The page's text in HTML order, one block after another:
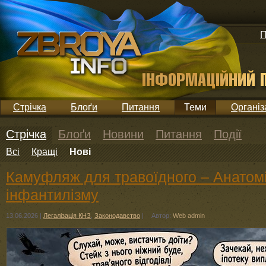
Стрічка Блоґи Питання Теми
Стрічка Блоґи Новини Питання Події
Всі Кращі Нові
Камуфляж для травоїдного –
інфантилізму
13.06.2026 | Легалізація КНЗ Законодавство | Автор: Web admin